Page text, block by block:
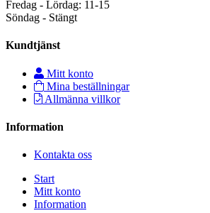
Fredag - Lördag: 11-15
Söndag - Stängt
Kundtjänst
Mitt konto
Mina beställningar
Allmänna villkor
Information
Kontakta oss
Start
Mitt konto
Information